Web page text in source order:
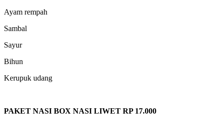
Ayam rempah
Sambal
Sayur
Bihun
Kerupuk udang
PAKET NASI BOX NASI LIWET RP 17.000